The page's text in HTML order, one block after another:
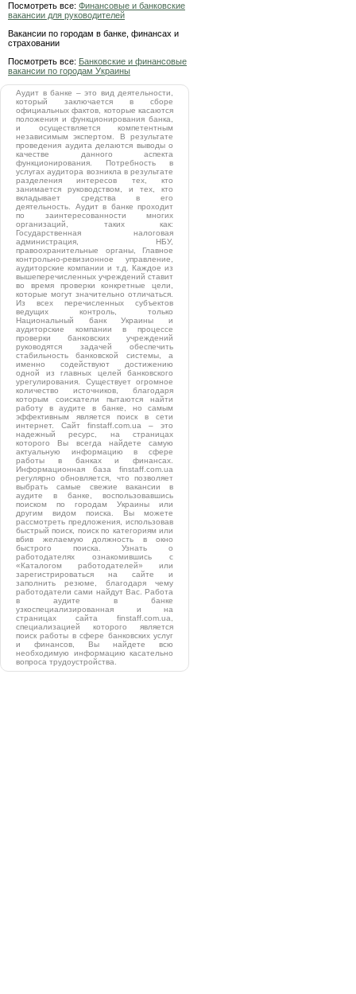
Посмотреть все: Финансовые и банковские
вакансии для руководителей
Вакансии по городам в банке, финансах и
страховании
Посмотреть все: Банковские и финансовые
вакансии по городам Украины
Аудит в банке – это вид деятельности,
который заключается в сборе
официальных фактов, которые касаются
положения и функционирования банка,
и осуществляется компетентным
независимым экспертом. В результате
проведения аудита делаются выводы о
качестве данного аспекта
функционирования. Потребность в
услугах аудитора возникла в результате
разделения интересов тех, кто
занимается руководством, и тех, кто
вкладывает средства в его
деятельность. Аудит в банке проходит
по заинтересованности многих
организаций, таких как:
Государственная налоговая
администрация, НБУ,
правоохранительные органы, Главное
контрольно-ревизионное управление,
аудиторские компании и т.д. Каждое из
вышеперечисленных учреждений ставит
во время проверки конкретные цели,
которые могут значительно отличаться.
Из всех перечисленных субъектов
ведущих контроль, только
Национальный банк Украины и
аудиторские компании в процессе
проверки банковских учреждений
руководятся задачей обеспечить
стабильность банковской системы, а
именно содействуют достижению
одной из главных целей банковского
урегулирования. Существует огромное
количество источников, благодаря
которым соискатели пытаются найти
работу в аудите в банке, но самым
эффективным является поиск в сети
интернет. Сайт finstaff.com.ua – это
надежный ресурс, на страницах
которого Вы всегда найдете самую
актуальную информацию в сфере
работы в банках и финансах.
Информационная база finstaff.com.ua
регулярно обновляется, что позволяет
выбрать самые свежие вакансии в
аудите в банке, воспользовавшись
поиском по городам Украины или
другим видом поиска. Вы можете
рассмотреть предложения, использовав
быстрый поиск, поиск по категориям или
вбив желаемую должность в окно
быстрого поиска. Узнать о
работодателях ознакомившись с
«Каталогом работодателей» или
зарегистрироваться на сайте и
заполнить резюме, благодаря чему
работодатели сами найдут Вас. Работа
в аудите в банке
узкоспециализированная и на
страницах сайта finstaff.com.ua,
специализацией которого является
поиск работы в сфере банковских услуг
и финансов, Вы найдете всю
необходимую информацию касательно
вопроса трудоустройства.